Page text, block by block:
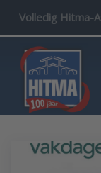
Volledig Hitma-